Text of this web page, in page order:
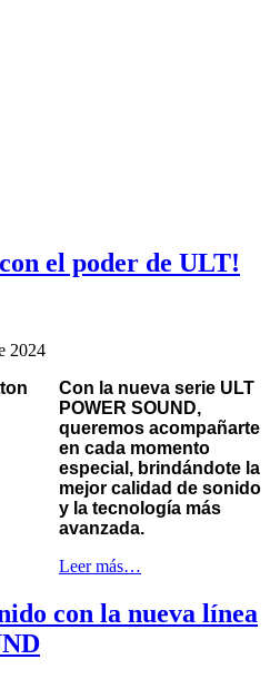
el poder de ULT!
2024
Con la nueva serie ULT
POWER SOUND,
queremos acompañarte
en cada momento
especial, brindándote la
mejor calidad de sonido
y la tecnología más
avanzada.
Leer más…
con la nueva línea